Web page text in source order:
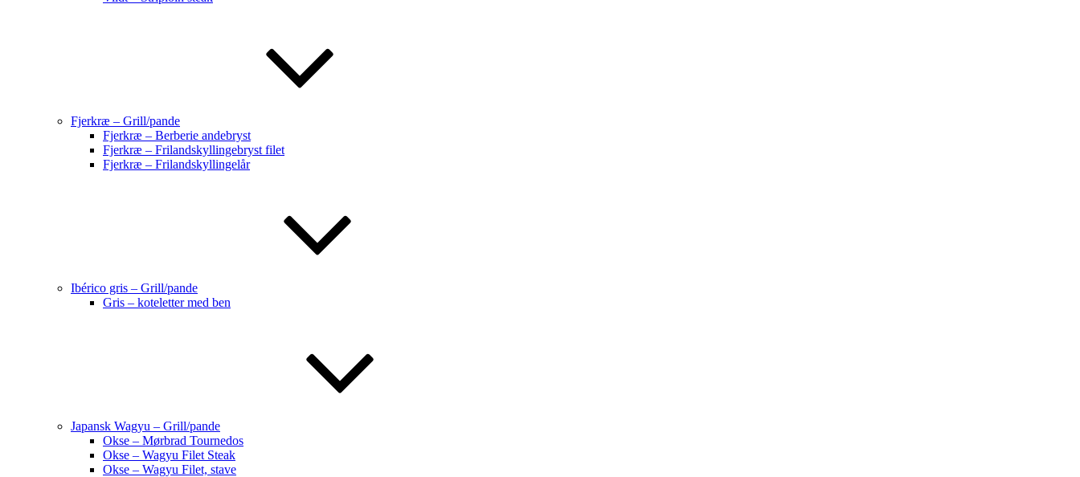
Fjerkræ – Grill/pande
Fjerkræ – Berberie andebryst
Fjerkræ – Frilandskyllingebryst filet
Fjerkræ – Frilandskyllingelår
Ibérico gris – Grill/pande
Gris – koteletter med ben
Japansk Wagyu – Grill/pande
Okse – Mørbrad Tournedos
Okse – Wagyu Filet Steak
Okse – Wagyu Filet, stave